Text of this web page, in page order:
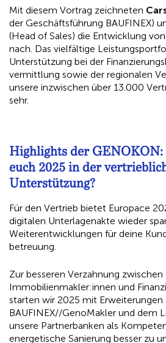
Mit diesem Vortrag zeichneten
der Geschäftsführung BAUFINEX)
(Head of Sales) die Entwicklung
nach. Das vielfältige
Unterstützung bei der
vermittlung sowie der regionalen
unsere inzwischen über 13.000
sehr.
Highlights der GENOKON:
euch 2025 in der
Unterstützung?
Für den Vertrieb bietet Europace
digitalen Unterlagenakte wieder
Weiterentwicklungen für deine
betreuung.
Zur besseren Verzahnung zwischen
Immobilienmakler:innen und
starten wir 2025 mit Erweiterungen
BAUFINEX//GenoMakler und dem
unsere Partnerbanken als
energetische Sanierung besser zu